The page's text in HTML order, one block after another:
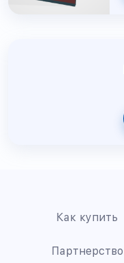
Как купить
Партнерство